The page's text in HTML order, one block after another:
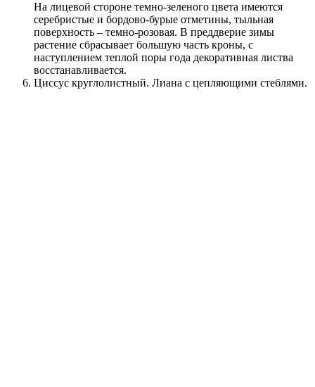
На лицевой стороне темно-зеленого цвета имеются
серебристые и бордово-бурые отметины, тыльная
поверхность – темно-розовая. В преддверие зимы
растение сбрасывает большую часть кроны, с
наступлением теплой поры года декоративная листва
восстанавливается.
Циссус круглолистный. Лиана с цепляющими стеблями.